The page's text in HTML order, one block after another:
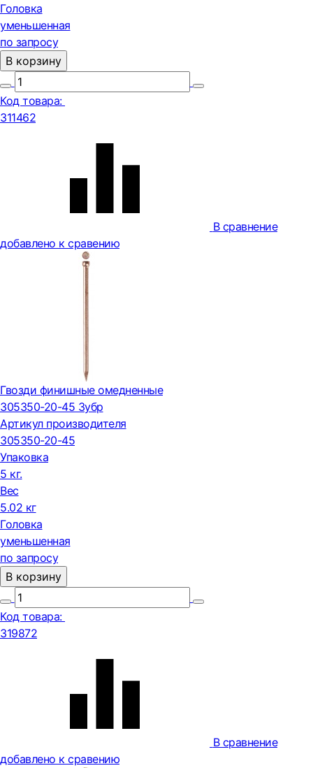
Головка
уменьшенная
по запросу
В корзину
Код товара:
311462
В сравнение
добавлено к сравению
Гвозди финишные омедненные
305350-20-45 Зубр
Артикул производителя
305350-20-45
Упаковка
5 кг.
Вес
5.02 кг
Головка
уменьшенная
по запросу
В корзину
Код товара:
319872
В сравнение
добавлено к сравению